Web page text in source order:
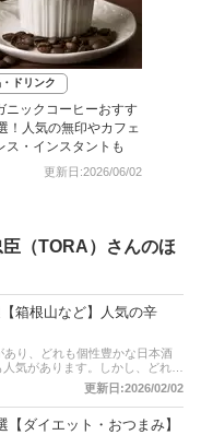
ドリンク
ニックコーヒーおすす
！人気の無印やカフェ
ス・インスタントも
更新日:2026/06/02
（TORA）さんのほ
箱根山など】人気の辛
り、どれも個性豊かな日本酒
気があります。しかし、どれを
で今回は、日本酒ナビゲーター・
神奈川県のおすすめの日本酒を
べてみるのも楽しいですよ。ま
売れ筋ランキングも！ぜひ、口
更新日:2026/02/02
ダイエット・おつまみ】